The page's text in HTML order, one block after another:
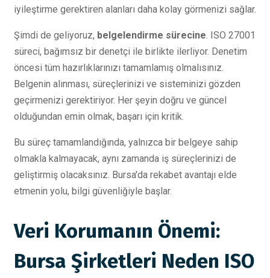
iyileştirme gerektiren alanları daha kolay görmenizi sağlar.
Şimdi de geliyoruz, belgelendirme sürecine. ISO 27001
süreci, bağımsız bir denetçi ile birlikte ilerliyor. Denetim
öncesi tüm hazırlıklarınızı tamamlamış olmalısınız.
Belgenin alınması, süreçlerinizi ve sisteminizi gözden
geçirmenizi gerektiriyor. Her şeyin doğru ve güncel
olduğundan emin olmak, başarı için kritik.
Bu süreç tamamlandığında, yalnızca bir belgeye sahip
olmakla kalmayacak, aynı zamanda iş süreçlerinizi de
geliştirmiş olacaksınız. Bursa'da rekabet avantajı elde
etmenin yolu, bilgi güvenliğiyle başlar.
Veri Korumanın Önemi:
Bursa Şirketleri Neden ISO